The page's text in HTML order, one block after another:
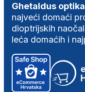
Ghetaldus
najveći domaći
dioptrijskih
leća domaćih i